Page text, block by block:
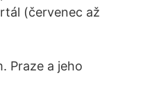
(červenec až
Praze a jeho